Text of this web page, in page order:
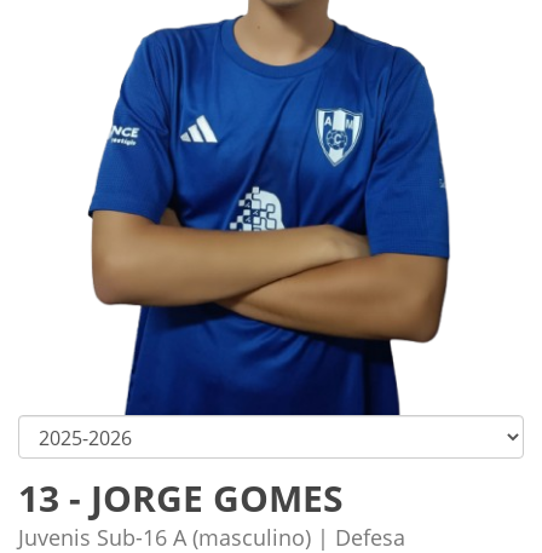
13 - JORGE GOMES
Juvenis Sub-16 A (masculino) | Defesa